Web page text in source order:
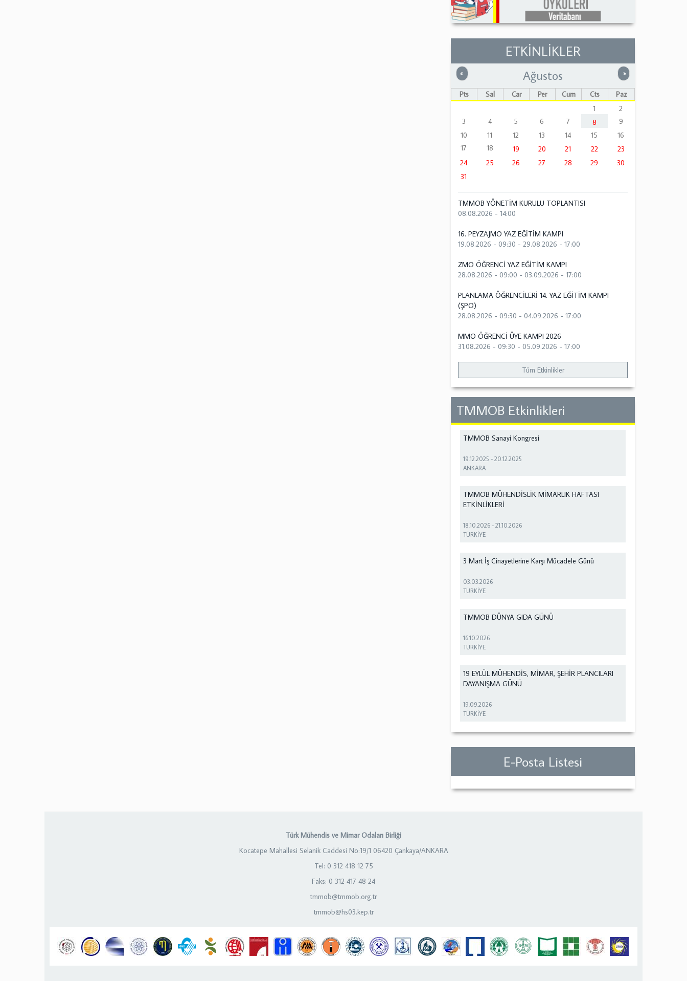
ETKİNLİKLER
« Önceki »Sonraki
Ağustos
Pts Sal Çar Per Cum Cts
Paz
1
2
3
4 5 6 7 8
9
10
11 12 13 14 15
16
17
18 19 20 21 22
23
24
25 26 27 28 29
30
31
TMMOB YÖNETİM KURULU TOPLANTISI
08.08.2026 - 14:00
16. PEYZAJMO YAZ EĞİTİM KAMPI
19.08.2026 - 09:30 -29.08.2026 - 17:00
ZMO ÖĞRENCİ YAZ EĞİTİM KAMPI
28.08.2026 - 09:00 -03.09.2026 - 17:00
PLANLAMA ÖĞRENCİLERİ 14. YAZ EĞİTİM KAMPI
(ŞPO)
28.08.2026 - 09:30 -04.09.2026 - 17:00
MMO ÖĞRENCİ ÜYE KAMPI 2026
31.08.2026 - 09:30 -05.09.2026 - 17:00
Tüm Etkinlikler
TMMOB Etkinlikleri
TMMOB Sanayi Kongresi
19.12.2025 -20.12.2025
ANKARA
TMMOB MÜHENDİSLİK MİMARLIK HAFTASI
ETKİNLİKLERİ
18.10.2026 -21.10.2026
TÜRKİYE
3 Mart İş Cinayetlerine Karşı Mücadele Günü
03.03.2026
TÜRKİYE
TMMOB DÜNYA GIDA GÜNÜ
16.10.2026
TÜRKİYE
19 EYLÜL MÜHENDİS, MİMAR, ŞEHİR PLANCILARI
DAYANIŞMA GÜNÜ
19.09.2026
TÜRKİYE
E-Posta Listesi
Türk Mühendis ve Mimar Odaları Birliği
Kocatepe Mahallesi Selanik Caddesi No:19/1 06420 Çankaya/ANKARA
Tel: 0 312 418 12 75
Faks: 0 312 417 48 24
tmmob@tmmob.org.tr
tmmob@hs03.kep.tr